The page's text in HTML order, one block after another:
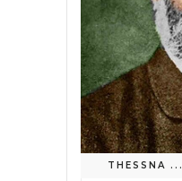
THESSNA ...